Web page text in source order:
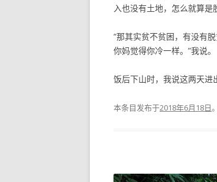
入也没有土地，怎么就算是
“那其实贫不贫困，有没有
你妈觉得你冷一样。”我说。
饭后下山时，我说这两天进
本条目发布于2018年6月18日